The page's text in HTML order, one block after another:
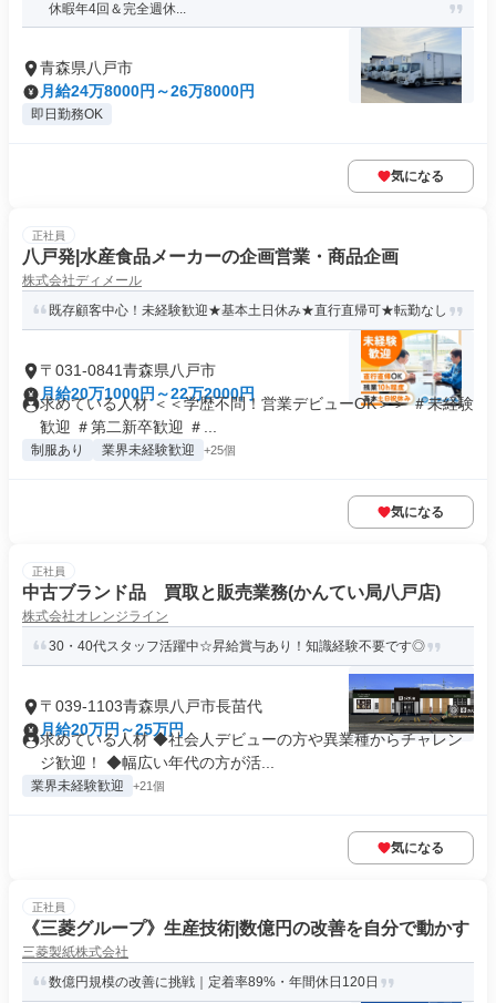
休暇年4回＆完全週休...
青森県八戸市
月給24万8000円～26万8000円
即日勤務OK
気になる
正社員
八戸発|水産食品メーカーの企画営業・商品企画
株式会社ディメール
既存顧客中心！未経験歓迎★基本土日休み★直行直帰可★転勤なし
〒031-0841青森県八戸市
月給20万1000円～22万2000円
求めている人材 ＜＜学歴不問！営業デビューOK＞＞ ＃未経験
歓迎 ＃第二新卒歓迎 ＃...
制服あり 業界未経験歓迎 +25個
気になる
正社員
中古ブランド品 買取と販売業務(かんてい局八戸店)
株式会社オレンジライン
30・40代スタッフ活躍中☆昇給賞与あり！知識経験不要です◎
〒039-1103青森県八戸市長苗代
月給20万円～25万円
求めている人材 ◆社会人デビューの方や異業種からチャレン
ジ歓迎！ ◆幅広い年代の方が活...
業界未経験歓迎 +21個
気になる
正社員
《三菱グループ》生産技術|数億円の改善を自分で動かす
三菱製紙株式会社
数億円規模の改善に挑戦｜定着率89%・年間休日120日